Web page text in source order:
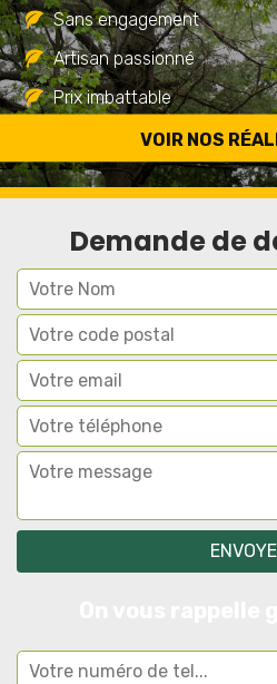
VOIR NOS
Sans engagement
Artisan passionné
Prix imbattable
Travail de qualité
Demande de